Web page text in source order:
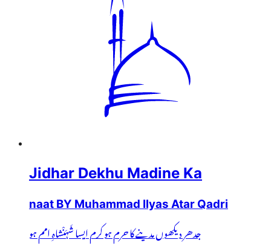
Jidhar Dekhu Madine Ka
naat BY Muhammad Ilyas Atar Qadri
جدھر دیکھوں مدینے کا حرم ہو کرم ایسا شَہَنْشاہِ امم ہو